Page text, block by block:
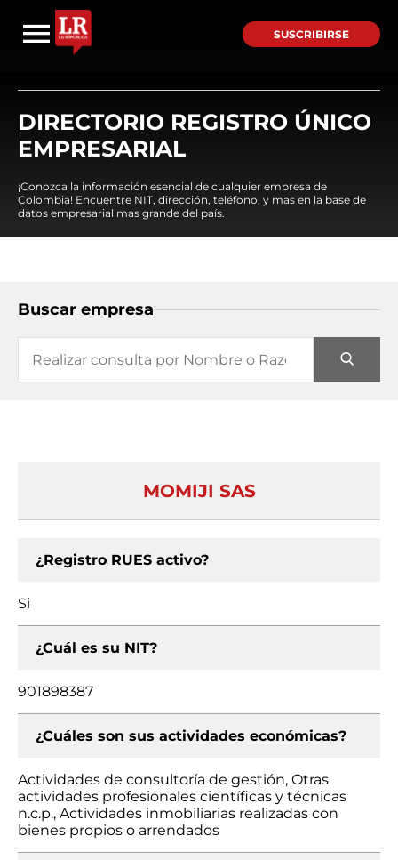
SUSCRIBIRSE
DIRECTORIO REGISTRO ÚNICO
EMPRESARIAL
¡Conozca la información esencial de cualquier empresa de
Colombia! Encuentre NIT, dirección, teléfono, y mas en la base de
datos empresarial mas grande del país.
Buscar empresa
MOMIJI SAS
¿Registro RUES activo?
Si
¿Cuál es su NIT?
901898387
¿Cuáles son sus actividades económicas?
Actividades de consultoría de gestión, Otras
actividades profesionales científicas y técnicas
n.c.p., Actividades inmobiliarias realizadas con
bienes propios o arrendados